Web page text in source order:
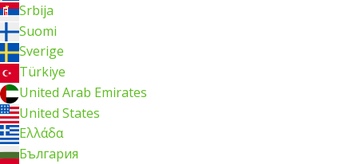
Srbija
Suomi
Sverige
Türkiye
United Arab Emirates
United States
Ελλάδα
България